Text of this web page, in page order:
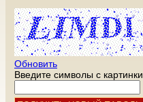
Обновить
Введите символы с картинки